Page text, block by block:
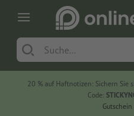
20 % auf Haftnotizen: Sichern Sie
Code: